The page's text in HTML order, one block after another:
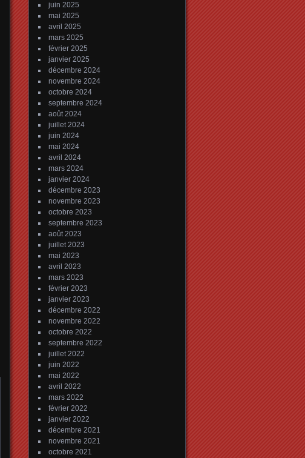
juin 2025
mai 2025
avril 2025
mars 2025
février 2025
janvier 2025
décembre 2024
novembre 2024
octobre 2024
septembre 2024
août 2024
juillet 2024
juin 2024
mai 2024
avril 2024
mars 2024
janvier 2024
décembre 2023
novembre 2023
octobre 2023
septembre 2023
août 2023
juillet 2023
mai 2023
avril 2023
mars 2023
février 2023
janvier 2023
décembre 2022
novembre 2022
octobre 2022
septembre 2022
juillet 2022
juin 2022
mai 2022
avril 2022
mars 2022
février 2022
janvier 2022
décembre 2021
novembre 2021
octobre 2021